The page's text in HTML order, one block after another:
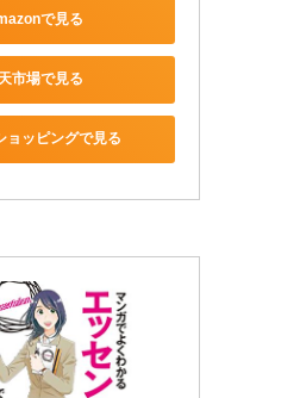
で見る
市場で見る
ョッピングで見る